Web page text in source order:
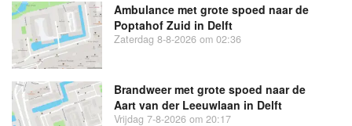
Ambulance met grote spoed naar de
Poptahof Zuid in Delft
Zaterdag 8-8-2026 om 02:36
Brandweer met grote spoed naar de
Aart van der Leeuwlaan in Delft
Vrijdag 7-8-2026 om 20:17